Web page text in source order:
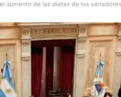
aumento de las dietas de los